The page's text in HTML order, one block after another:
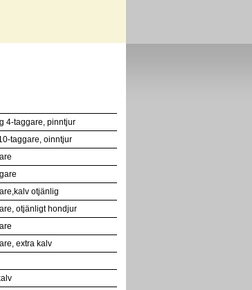
4-taggare, pinntjur
taggare, oinntjur
otjänlig
otjänligt hondjur
extra kalv